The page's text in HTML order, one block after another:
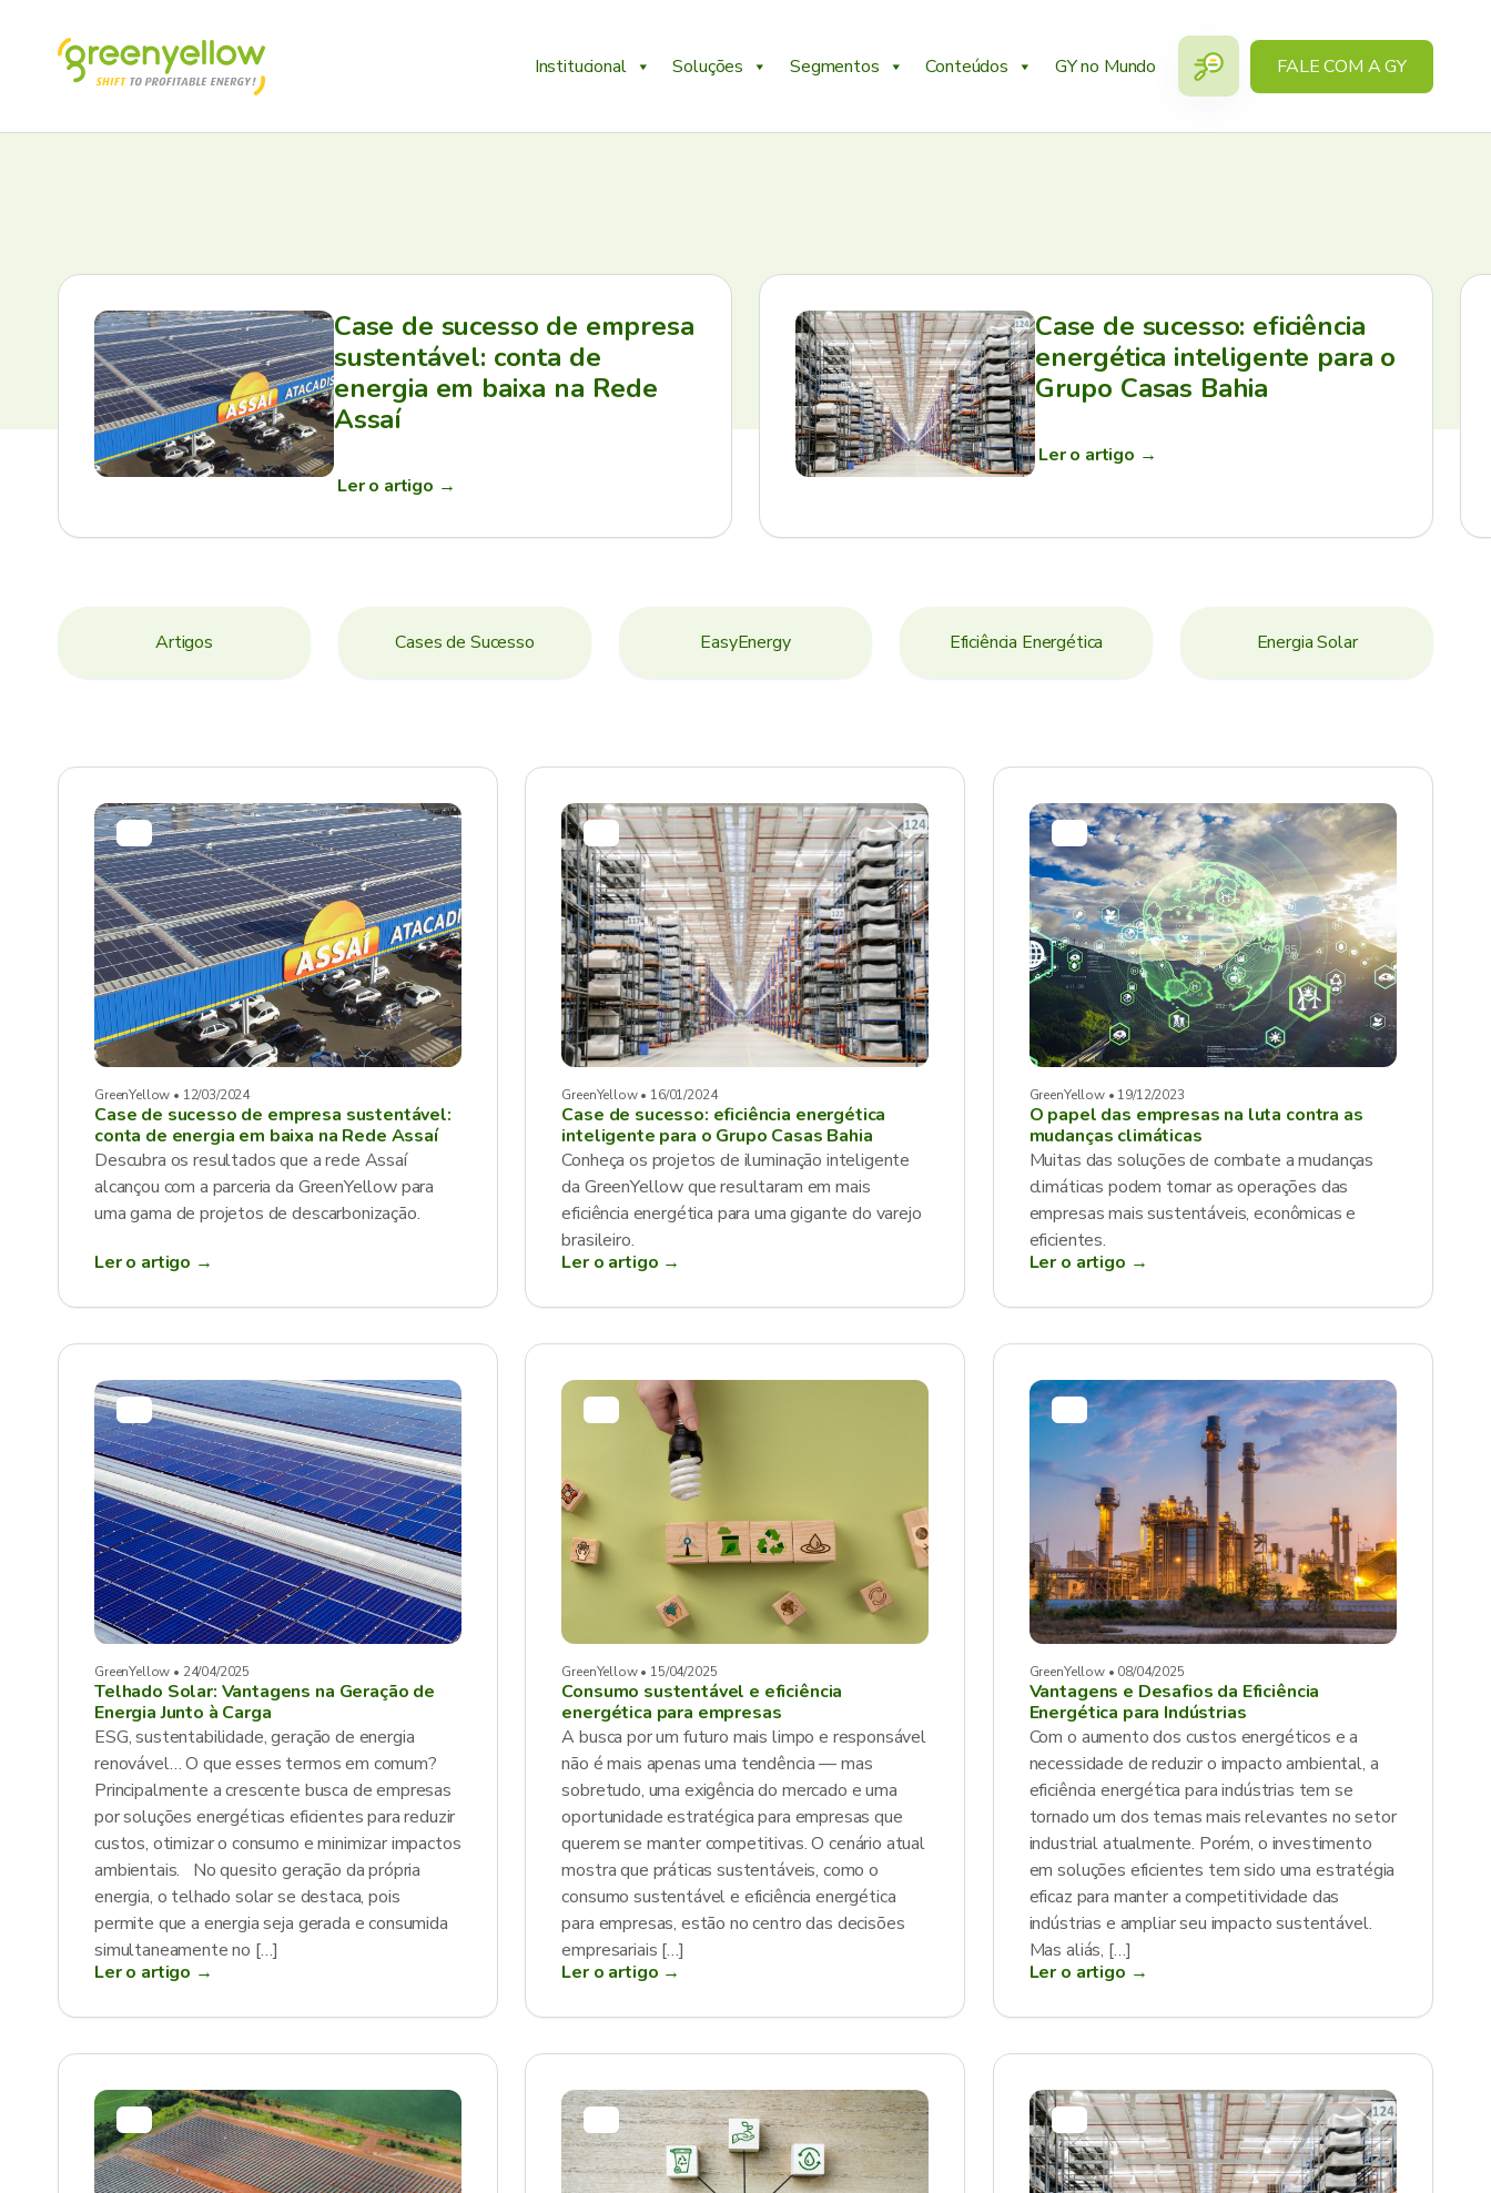
Institucional Soluções Segmentos Conteúdos GY no Mundo FALE COM A GY
Case de sucesso de empresa
sustentável: conta de
energia em baixa na Rede
Assaí
Ler o artigo →
Case de sucesso: eficiência
energética inteligente para o
Grupo Casas Bahia
Ler o artigo →
Artigos Cases de Sucesso EasyEnergy Eficiência Energética Energia Solar
GreenYellow • 12/03/2024
Case de sucesso de empresa sustentável:
conta de energia em baixa na Rede Assaí
Descubra os resultados que a rede Assaí
alcançou com a parceria da GreenYellow para
uma gama de projetos de descarbonização.
Ler o artigo →
GreenYellow • 16/01/2024
Case de sucesso: eficiência energética
inteligente para o Grupo Casas Bahia
Conheça os projetos de iluminação inteligente
da GreenYellow que resultaram em mais
eficiência energética para uma gigante do varejo
brasileiro.
Ler o artigo →
GreenYellow • 19/12/2023
O papel das empresas na luta contra as
mudanças climáticas
Muitas das soluções de combate a mudanças
climáticas podem tornar as operações das
empresas mais sustentáveis, econômicas e
eficientes.
Ler o artigo →
GreenYellow • 24/04/2025
Telhado Solar: Vantagens na Geração de
Energia Junto à Carga
ESG, sustentabilidade, geração de energia
renovável… O que esses termos em comum?
Principalmente a crescente busca de empresas
por soluções energéticas eficientes para reduzir
custos, otimizar o consumo e minimizar impactos
ambientais. No quesito geração da própria
energia, o telhado solar se destaca, pois
permite que a energia seja gerada e consumida
simultaneamente no […]
Ler o artigo →
GreenYellow • 15/04/2025
Consumo sustentável e eficiência
energética para empresas
A busca por um futuro mais limpo e responsável
não é mais apenas uma tendência — mas
sobretudo, uma exigência do mercado e uma
oportunidade estratégica para empresas que
querem se manter competitivas. O cenário atual
mostra que práticas sustentáveis, como o
consumo sustentável e eficiência energética
para empresas, estão no centro das decisões
empresariais […]
Ler o artigo →
GreenYellow • 08/04/2025
Vantagens e Desafios da Eficiência
Energética para Indústrias
Com o aumento dos custos energéticos e a
necessidade de reduzir o impacto ambiental, a
eficiência energética para indústrias tem se
tornado um dos temas mais relevantes no setor
industrial atualmente. Porém, o investimento
em soluções eficientes tem sido uma estratégia
eficaz para manter a competitividade das
indústrias e ampliar seu impacto sustentável.
Mas aliás, […]
Ler o artigo →